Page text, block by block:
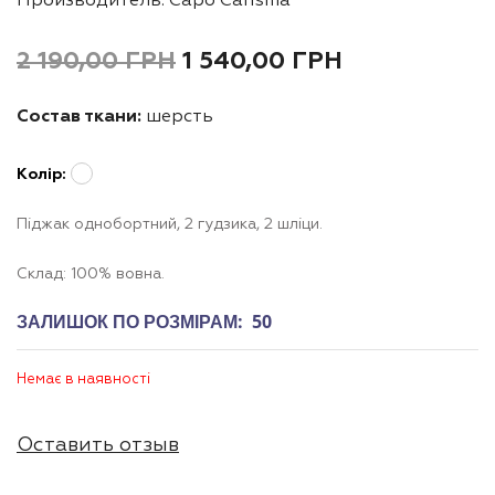
2 190,00ГРН 1 540,00 ГРН
Состав ткани: шерсть
Колір:
Піджак однобортний, 2 гудзика, 2 шліци.
Склад: 100% вовна.
ЗАЛИШОК ПО РОЗМІРАМ: 50
Немає в наявності
Оставить отзыв